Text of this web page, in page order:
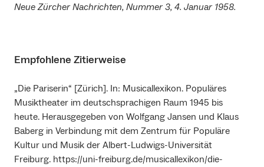
Neue Zürcher Nachrichten, Nummer 3, 4. Januar 1958.
Empfohlene Zitierweise
„Die Pariserin“ [Zürich]. In: Musicallexikon. Populäres
Musiktheater im deutschsprachigen Raum 1945 bis
heute. Herausgegeben von Wolfgang Jansen und Klaus
Baberg in Verbindung mit dem Zentrum für Populäre
Kultur und Musik der Albert-Ludwigs-Universität
Freiburg. https://uni-freiburg.de/musicallexikon/die-